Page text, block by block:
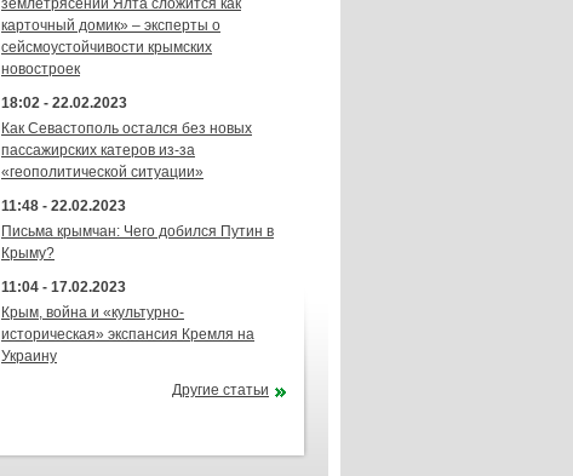
землетрясении Ялта сложится как
карточный домик» – эксперты о
сейсмоустойчивости крымских
новостроек
18:02 - 22.02.2023
Как Севастополь остался без новых
пассажирских катеров из-за
«геополитической ситуации»
11:48 - 22.02.2023
Письма крымчан: Чего добился Путин в
Крыму?
11:04 - 17.02.2023
Крым, война и «культурно-
историческая» экспансия Кремля на
Украину
Другие статьи